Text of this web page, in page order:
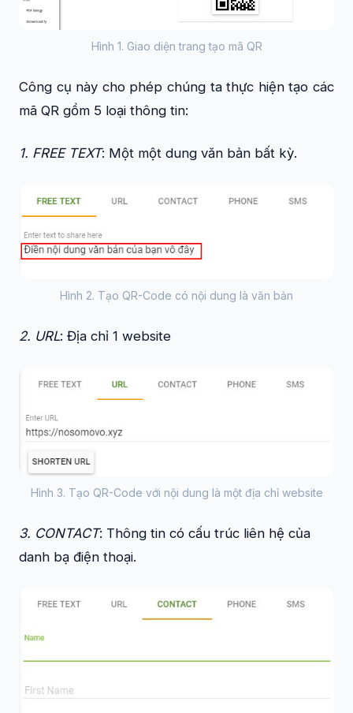
Hình 1. Giao diện trang tạo mã QR
Công cụ này cho phép chúng ta thực hiện tạo các
mã QR gồm 5 loại thông tin:
1. FREE TEXT: Một một dung văn bản bất kỳ.
Hình 2. Tạo QR-Code có nội dung là văn bản
2. URL: Địa chỉ 1 website
Hình 3. Tạo QR-Code với nội dung là một địa chỉ website
3. CONTACT: Thông tin có cấu trúc liên hệ của
danh bạ điện thoại.